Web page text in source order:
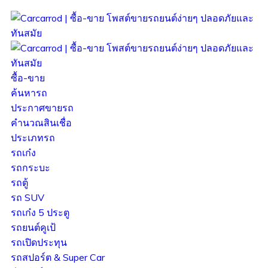
ซื้อ-ขาย
ค้นหารถ
ประกาศขายรถ
คำนวณสินเชื่อ
ประเภทรถ
รถเก๋ง
รถกระบะ
รถตู้
รถ SUV
รถเก๋ง 5 ประตู
รถยนต์คูเป้
รถเปิดประทุน
รถสปอร์ต & Super Car